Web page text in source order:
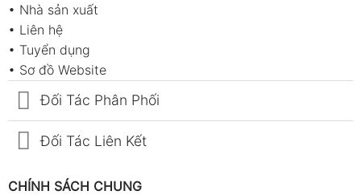
• Nhà sản xuất
• Liên hệ
• Tuyển dụng
• Sơ đồ Website
Đối Tác Phân Phối
Đối Tác Liên Kết
CHÍNH SÁCH CHUNG